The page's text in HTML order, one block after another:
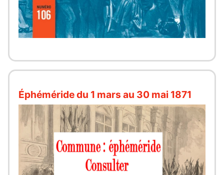
Éphéméride du 1 mars au 30 mai 1871